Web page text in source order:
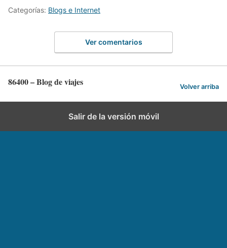
Categorías: Blogs e Internet
Ver comentarios
86400 – Blog de viajes Volver arriba
Salir de la versión móvil